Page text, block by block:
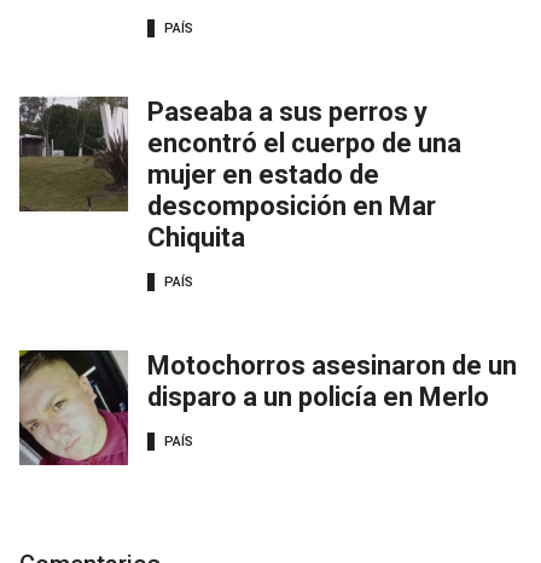
PAÍS
Paseaba a sus perros y
encontró el cuerpo de una
mujer en estado de
descomposición en Mar
Chiquita
PAÍS
Motochorros asesinaron de un
disparo a un policía en Merlo
PAÍS